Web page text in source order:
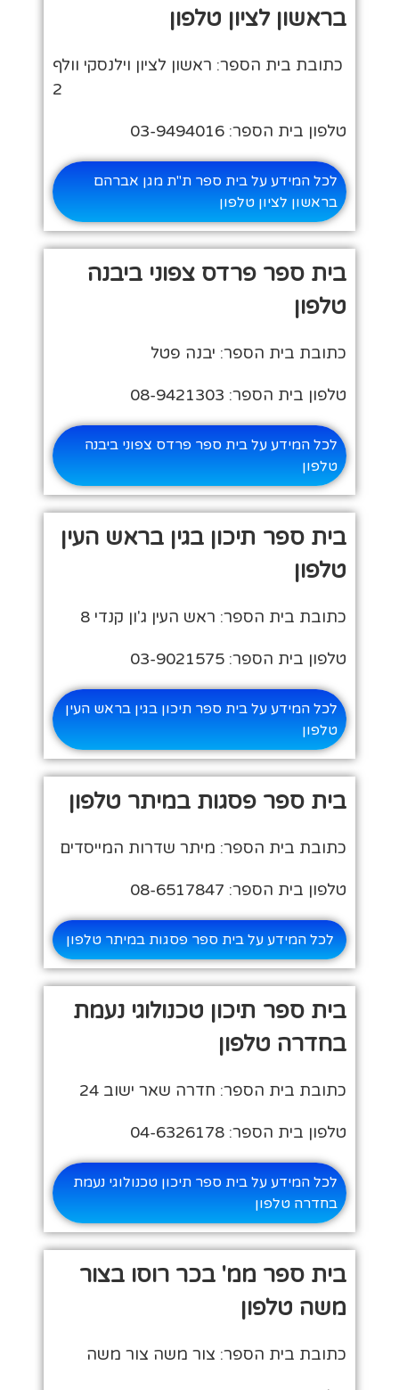
בראשון לציון טלפון
כתובת בית הספר: ראשון לציון וילנסקי וולף
2
טלפון בית הספר: 03-9494016
לכל המידע על בית ספר ת"ת מגן אברהם
בראשון לציון טלפון
בית ספר פרדס צפוני ביבנה
טלפון
כתובת בית הספר: יבנה פטל
טלפון בית הספר: 08-9421303
לכל המידע על בית ספר פרדס צפוני ביבנה
טלפון
בית ספר תיכון בגין בראש העין
טלפון
כתובת בית הספר: ראש העין ג'ון קנדי 8
טלפון בית הספר: 03-9021575
לכל המידע על בית ספר תיכון בגין בראש העין
טלפון
בית ספר פסגות במיתר טלפון
כתובת בית הספר: מיתר שדרות המייסדים
טלפון בית הספר: 08-6517847
לכל המידע על בית ספר פסגות במיתר טלפון
בית ספר תיכון טכנולוגי נעמת
בחדרה טלפון
כתובת בית הספר: חדרה שאר ישוב 24
טלפון בית הספר: 04-6326178
לכל המידע על בית ספר תיכון טכנולוגי נעמת
בחדרה טלפון
בית ספר ממ' בכר רוסו בצור
משה טלפון
כתובת בית הספר: צור משה צור משה